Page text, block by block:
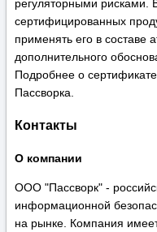
регуляторными рисками.
сертифицированных
применять его в составе
дополнительного
Подробнее о
Пассворка.
Контакты
О компании
ООО "Пассворк" -
информационной
на рынке. Компания